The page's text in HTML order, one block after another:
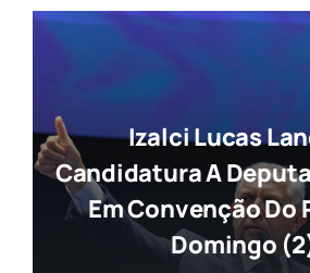
Izalci Lucas
Candidatura A
Em Convenção Do
Domingo